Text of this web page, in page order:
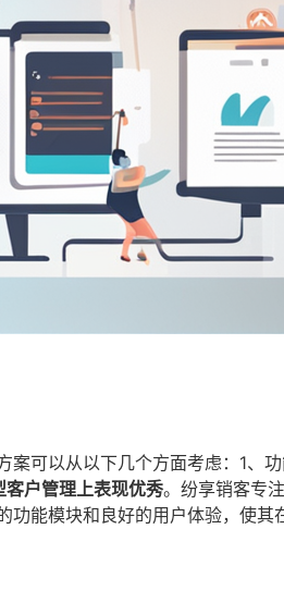
可以从以下几个方面考虑：1、
户管理上表现优秀。纷享销客专
能模块和良好的用户体验，使其